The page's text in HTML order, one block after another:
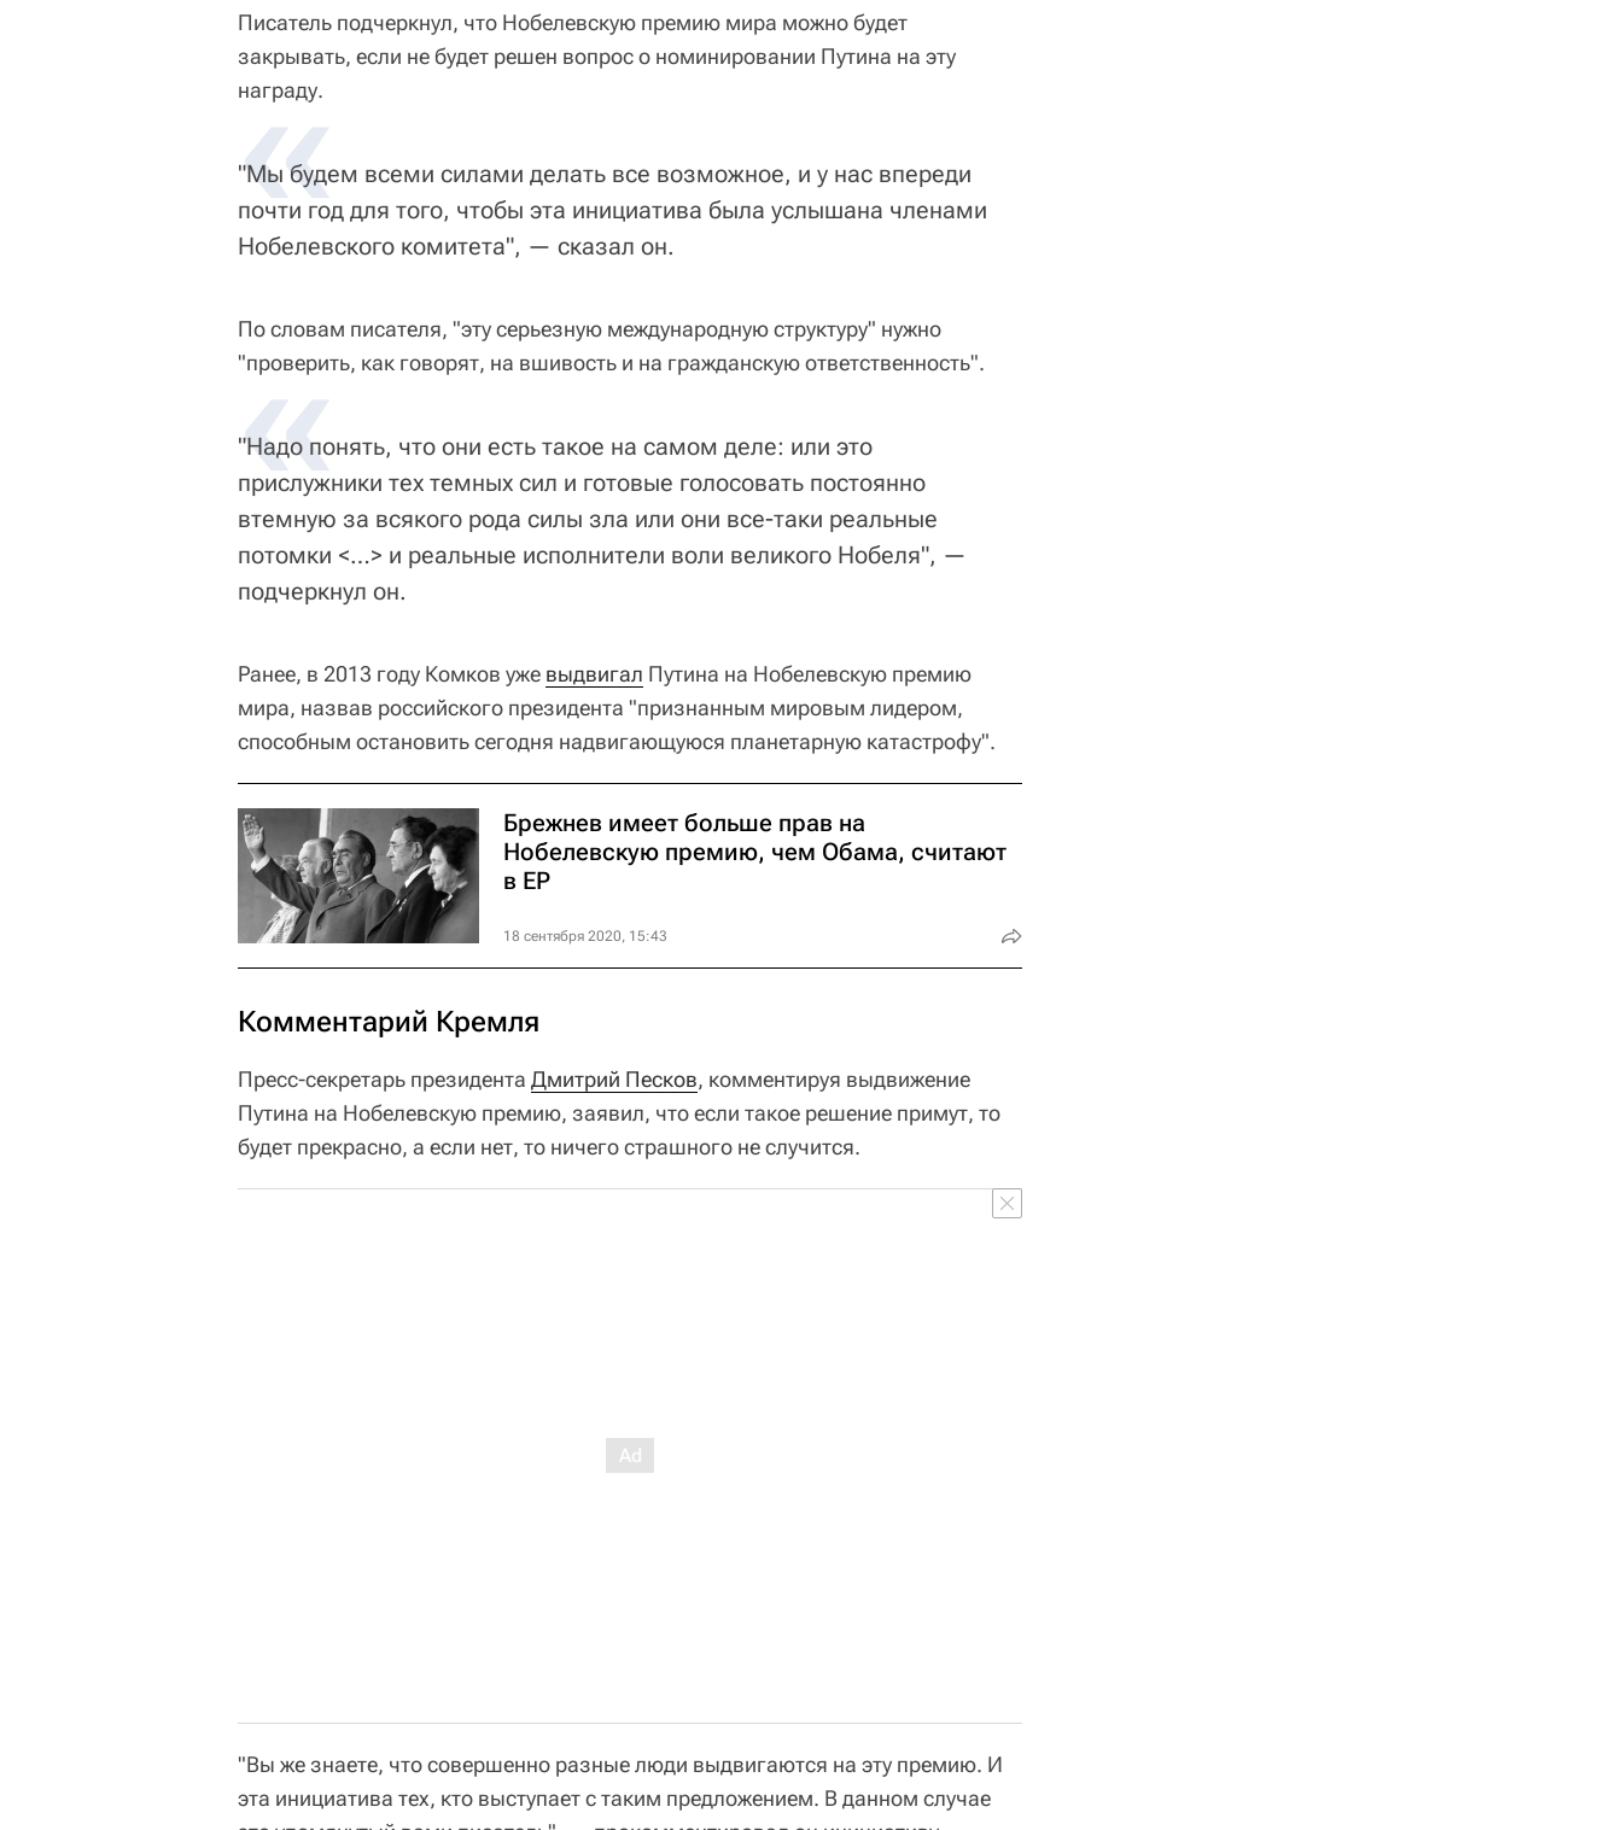
Писатель подчеркнул, что Нобелевскую премию мира можно будет
закрывать, если не будет решен вопрос о номинировании Путина на эту
награду.
«
"Мы будем всеми силами делать все возможное, и у нас впереди
почти год для того, чтобы эта инициатива была услышана членами
Нобелевского комитета", — сказал он.
По словам писателя, "эту серьезную международную структуру" нужно
"проверить, как говорят, на вшивость и на гражданскую ответственность".
«
"Надо понять, что они есть такое на самом деле: или это
прислужники тех темных сил и готовые голосовать постоянно
втемную за всякого рода силы зла или они все-таки реальные
потомки <…> и реальные исполнители воли великого Нобеля", —
подчеркнул он.
Ранее, в 2013 году Комков уже выдвигал Путина на Нобелевскую премию
мира, назвав российского президента "признанным мировым лидером,
способным остановить сегодня надвигающуюся планетарную катастрофу".
Брежнев имеет больше прав на
Нобелевскую премию, чем Обама, считают
в ЕР
18 сентября 2020, 15:43
Комментарий Кремля
Пресс-секретарь президента Дмитрий Песков, комментируя выдвижение
Путина на Нобелевскую премию, заявил, что если такое решение примут, то
будет прекрасно, а если нет, то ничего страшного не случится.
"Вы же знаете, что совершенно разные люди выдвигаются на эту премию. И
эта инициатива тех, кто выступает с таким предложением. В данном случае